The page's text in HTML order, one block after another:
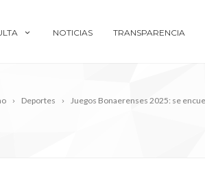
NOTICIAS TRANSPARENCIA
Deportes Juegos Bonaerenses 2025: se